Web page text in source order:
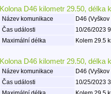
Kolona D46 kilometr 29.50, délka
Název komunikace
D46
Čas události
10/26/2023
Maximální délka
Kolem 29.5
Kolona D46 kilometr 29.50, délka
Název komunikace
D46
Čas události
10/25/2023